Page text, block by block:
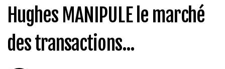
Hughes MANIPULE le marché
des transactions...